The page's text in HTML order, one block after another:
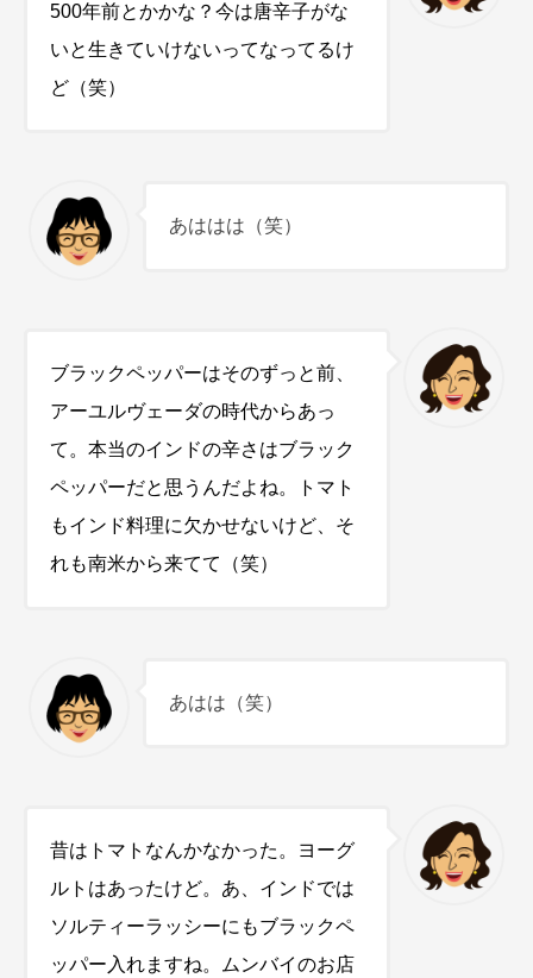
500年前とかかな？今は唐辛子がな
いと生きていけないってなってるけ
ど（笑）
あははは（笑）
ブラックペッパーはそのずっと前、
アーユルヴェーダの時代からあっ
て。本当のインドの辛さはブラック
ペッパーだと思うんだよね。トマト
もインド料理に欠かせないけど、そ
れも南米から来てて（笑）
あはは（笑）
昔はトマトなんかなかった。ヨーグ
ルトはあったけど。あ、インドでは
ソルティーラッシーにもブラックペ
ッパー入れますね。ムンバイのお店